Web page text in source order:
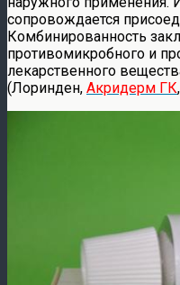
сопровождается
Комбинированность
противомикробного и
лекарственного
(Лоринден, Акридерм ГК